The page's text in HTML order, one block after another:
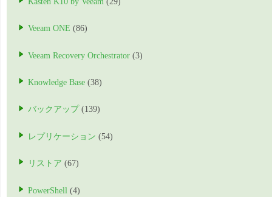
Veeam ONE (86)
Veeam Recovery Orchestrator (3)
Knowledge Base (38)
バックアップ (139)
レプリケーション (54)
リストア (67)
PowerShell (4)